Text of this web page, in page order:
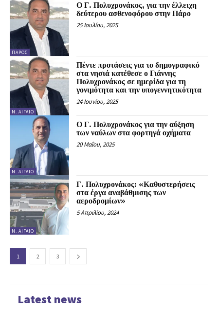
ΠΆΡΟΣ
Ο Γ. Πολυχρονάκος, για την έλλειχη
δεύτερου ασθενοφόρου στην Πάρο
25 Ιουλίου, 2025
Ν. ΑΙΓΑΊΟ
Πέντε προτάσεις για το δημογραφικό
στα νησιά κατέθεσε ο Γιάννης
Πολυχρονάκος σε ημερίδα για τη
γονιμότητα και την υπογεννητικότητα
24 Ιουνίου, 2025
Ν. ΑΙΓΑΊΟ
Ο Γ. Πολυχρονάκος για την αύξηση
των ναύλων στα φορτηγά οχήματα
20 Μαΐου, 2025
Ν. ΑΙΓΑΊΟ
Γ. Πολυχρονάκος: «Καθυστερήσεις
στα έργα αναβάθμισης των
αεροδρομίων»
5 Απριλίου, 2024
1 2 3
Latest news